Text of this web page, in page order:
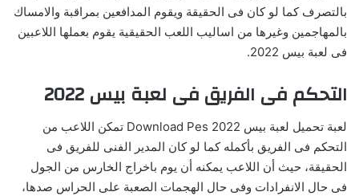
بالتصرف كما لو كان فى الحقيقة ويقوم المدافعين بمراقبة والامساك
بالمهاجمين وغيرها من اساليب اللعب الحقيقية يقوم بعملها اللاعبين
فى لعبة بيس 2022.
التحكم فى الفريق فى لعبة بيس 2022
لعبة تحميل لعبة بيس 2022 Download Pes تمكن اللاعب من
التحكم فى الفريق بأكمله كما لو كان المدير الفنى للفريق فى
الحقيقة، حيث أن اللاعب يمكنه أن يوم باخراج الخارس من الجول
فى حال الانفرادات وفى حال الهجمات الصعبة على الحراس صدها،